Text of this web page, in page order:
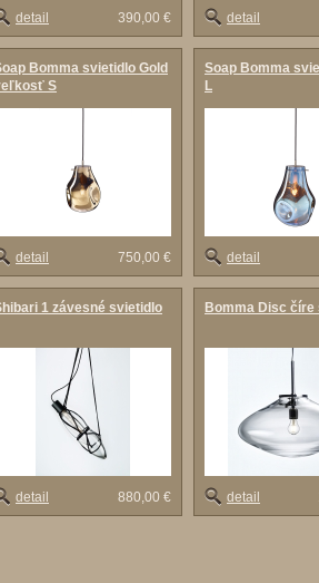
detail 390,00 € detail
Bomma svietidlo Gold
S
Soap Bomma
L
detail 750,00 € detail
1 závesné svietidlo Bomma Disc číre
detail 880,00 € detail